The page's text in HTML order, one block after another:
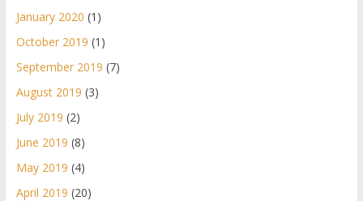
January 2020 (1)
October 2019 (1)
September 2019 (7)
August 2019 (3)
July 2019 (2)
June 2019 (8)
May 2019 (4)
April 2019 (20)